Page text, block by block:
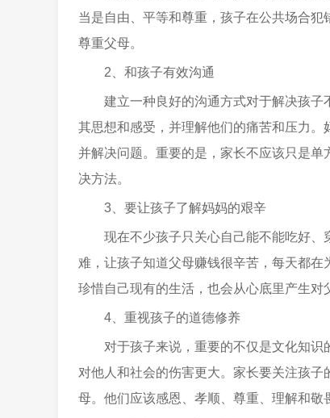
当是自由、平等和尊重，孩子在公共场合
尊重父母。
2、和孩子有效沟通
建立一种良好的沟通方式对于解决孩
其思想和感受，并理解他们的痛苦和压力
并解决问题。重要的是，家长不应该只是
决方法。
3、要让孩子了解妈妈的艰辛
现在不少孩子只关心自己能不能吃好
难，让孩子知道父母赚钱很辛苦，每天都
珍惜自己现有的生活，也会从心底里产生对
4、重视孩子的道德修养
对于孩子来说，重要的不仅是文化知识
对他人和社会的伤害更大。家长要关注孩
母。他们应该感恩、孝顺、尊重、理解和敬